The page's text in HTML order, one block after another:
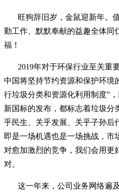
旺狗辞旧岁，金鼠迎新年。
勤工作、默默奉献的益趣全体同
福！
2019年对于环保行业至关重要
中国将坚持节约资源和保护环境
行垃圾分类和资源化利用制度”
新国标的发布，都标志着垃圾分
乎民生、关乎发展、关乎子孙后
即是一场机遇也是一场挑战，市
对愈加激烈的竞争 ， 我们会用更
对。
这一年来 ， 公司业务网络遍